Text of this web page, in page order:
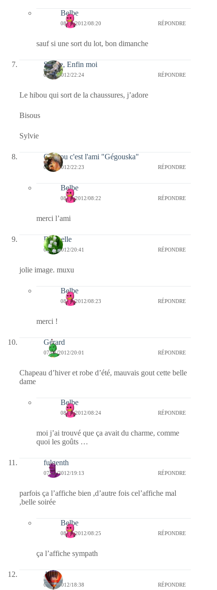
Belbe
08/01/2012/08:20 RÉPONDRE
sauf si une sort du lot, bon dimanche
Sylvie, Enfin moi
07/01/2012/22:24 RÉPONDRE
Le hibou qui sort de la chaussures, j’adore
Bisous
Sylvie
Coucou c'est l'ami "Gégouska"
07/01/2012/22:23 RÉPONDRE
Belbe
08/01/2012/08:22 RÉPONDRE
merci l’ami
Dani-elle
07/01/2012/20:41 RÉPONDRE
jolie image. muxu
Belbe
08/01/2012/08:23 RÉPONDRE
merci !
Gérard
07/01/2012/20:01 RÉPONDRE
Chapeau d’hiver et robe d’été, mauvais gout cette belle
dame
Belbe
08/01/2012/08:24 RÉPONDRE
moi j’ai trouvé que ça avait du charme, comme
quoi les goûts …
fulgenth
07/01/2012/19:13 RÉPONDRE
parfois ça l’affiche bien ,d’autre fois cel’affiche mal
,belle soirée
Belbe
08/01/2012/08:25 RÉPONDRE
ça l’affiche sympath
Ava
07/01/2012/18:38 RÉPONDRE